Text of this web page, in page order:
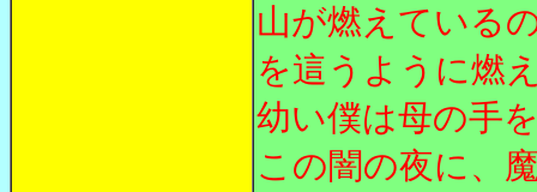
山が燃えている
を這うように燃
幼い僕は母の手
この闇の夜に、